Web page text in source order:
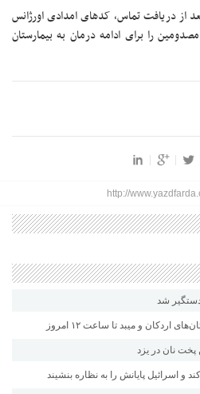
از دریافت تماس، کد‌های امدادی اورژانس
را برای ادامه درمان به بیمارستان
http://
شد
و میبد تا ساعت ۱۲ امروز
نان در یزد
پایانش را به نظاره بنشیند